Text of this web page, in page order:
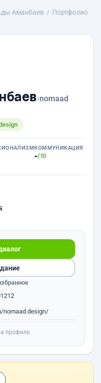
Аманбаев
Портфолио
›nomaad
КОММУНИКАЦИЯ
-/10
профиль